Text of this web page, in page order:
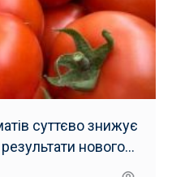
суттєво знижує
нового